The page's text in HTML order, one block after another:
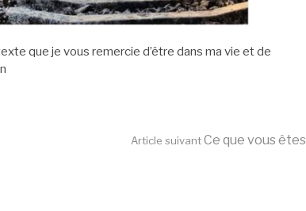
que je vous remercie d’être dans ma vie et de
Article suivantCe que vous êtes